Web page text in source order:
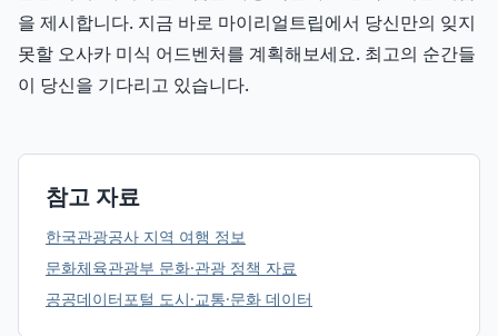
을 제시합니다. 지금 바로 마이리얼트립에서 당신만의 잊지
못할 오사카 미식 어드벤처를 계획해보세요. 최고의 순간들
이 당신을 기다리고 있습니다.
참고 자료
한국관광공사 지역 여행 정보
문화체육관광부 문화·관광 정책 자료
공공데이터포털 도시·교통·문화 데이터